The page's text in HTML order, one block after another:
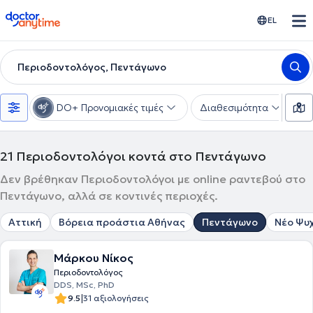
doctoranytime EL
Περιοδοντολόγος, Πεντάγωνο
DO+ Προνομιακές τιμές Διαθεσιμότητα
21 Περιοδοντολόγοι κοντά στο Πεντάγωνο
Δεν βρέθηκαν Περιοδοντολόγοι με online ραντεβού στο
Πεντάγωνο, αλλά σε κοντινές περιοχές.
Αττική Βόρεια προάστια Αθήνας Πεντάγωνο Νέο
Μάρκου Νίκος
Περιοδοντολόγος
DDS, MSc, PhD
9.5|31 αξιολογήσεις